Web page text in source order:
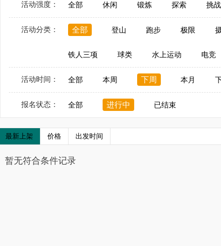
活动强度： 全部 休闲 锻炼 探索 挑战
活动分类： 全部 登山 跑步 极限
铁人三项 球类 水上运动 电竞
活动时间： 全部 本周 下周 本月
报名状态： 全部 进行中 已结束
最新上架 价格 出发时间
暂无符合条件记录